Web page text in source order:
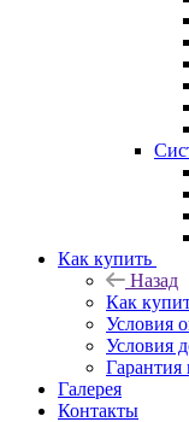
Как купить
Назад
Как
Условия
Условия
Гарантия
Галерея
Контакты